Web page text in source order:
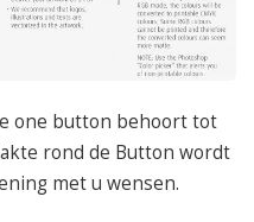
one button behoort tot
rond de Button wordt
met u wensen.